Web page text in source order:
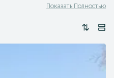
Показать Полностью